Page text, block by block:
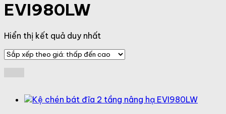
EVI980LW
Hiển thị kết quả duy nhất